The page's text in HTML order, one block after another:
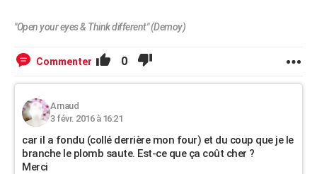
"Open your eyes & Think different" (Demoy)
Commenter 0
Arnaud
3 févr. 2016 à 16:21
car il a fondu (collé derrière mon four) et du coup que je le
branche le plomb saute. Est-ce que ça coût cher ?
Merci